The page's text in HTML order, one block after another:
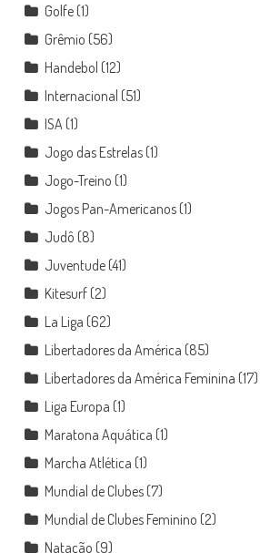
Golfe(1)
Grêmio (56)
Handebol (12)
Internacional (51)
ISA (1)
Jogo das Estrelas(1)
Jogo-Treino (1)
Jogos Pan-Americanos(1)
Judô (8)
Juventude(41)
Kitesurf(2)
La Liga (62)
Libertadores da América (85)
Libertadores da América Feminina (17)
Liga Europa (1)
Maratona Aquática (1)
Marcha Atlética (1)
Mundial de Clubes(7)
Mundial de Clubes Feminino (2)
Natação (9)